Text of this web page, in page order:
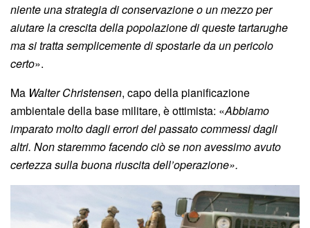
niente una strategia di conservazione o un mezzo per
aiutare la crescita della popolazione di queste tartarughe
ma si tratta semplicemente di spostarle da un pericolo
certo».
Ma Walter Christensen, capo della pianificazione
ambientale della base militare, è ottimista: «Abbiamo
imparato molto dagli errori del passato commessi dagli
altri. Non staremmo facendo ciò se non avessimo avuto
certezza sulla buona riuscita dell’operazione».